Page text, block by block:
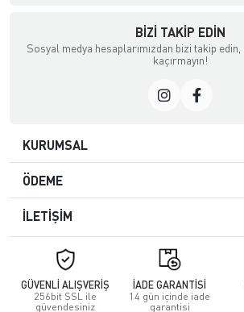
BIZI TAKIP EDIN
Sosyal medya hesaplarımızdan bizi takip
kaçırmayın!
KURUMSAL
ÖDEME
İLETİŞİM
GÜVENLİ ALIŞVERİŞ
256bit SSL ile
güvendesiniz
İADE GARANTİSİ
14 gün içinde iade
garantisi